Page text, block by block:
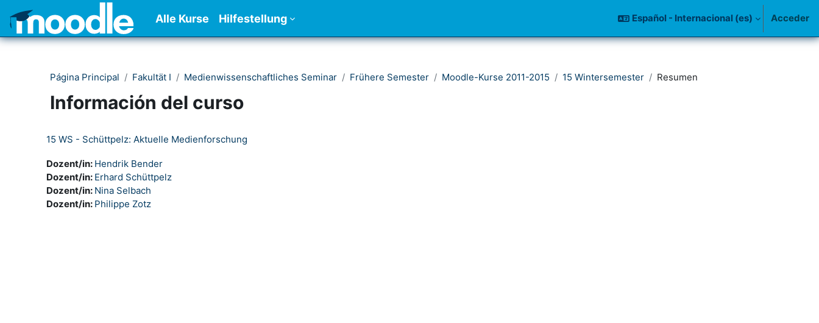
Salta al contenido principal
Alle Kurse Hilfestellung Español - Internacional ‎(es)‎ Acceder
Página Principal Fakultät I Medienwissenschaftliches Seminar Frühere Semester Moodle-Kurse 2011-2015 15 Wintersemester Resumen
Información del curso
15 WS - Schüttpelz: Aktuelle Medienforschung
Dozent/in: Hendrik Bender
Dozent/in: Erhard Schüttpelz
Dozent/in: Nina Selbach
Dozent/in: Philippe Zotz